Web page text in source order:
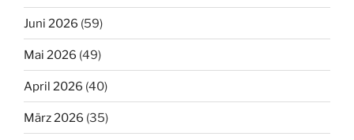
Juni 2026 (59)
Mai 2026 (49)
April 2026 (40)
März 2026 (35)